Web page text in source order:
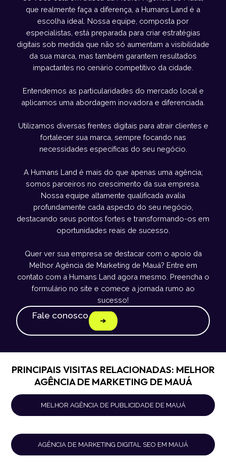
que realmente faça a diferença, a Humans Land é a
escolha ideal. Nossa equipe, composta por
especialistas, está preparada para criar estratégias
digitais sob medida que não só aumentam a visibilidade
da sua marca, mas também garantem resultados
impactantes no cenário competitivo da cidade.
Entendemos as particularidades do mercado local e
aplicamos uma abordagem inovadora e diferenciada.
Utilizamos diversas frentes digitais para atrair clientes e
fortalecer sua marca, sempre focando nas
necessidades específicas do seu negócio.
A Humans Land é mais do que apenas uma agência;
somos parceiros no crescimento da sua empresa.
Nossa equipe altamente qualificada avalia
profundamente cada aspecto do seu negócio,
destacando seus pontos fortes e transformando-os em
oportunidades reais de sucesso.
Quer ver sua empresa se destacar com o apoio da
Melhor Agência de Marketing de Mauá? Entre em
contato com a Humans Land agora mesmo. Preencha o
formulário no site e comece a jornada rumo ao
sucesso!
Fale conosco
PRINCIPAIS VISITAS RELACIONADAS: MELHOR
AGÊNCIA DE MARKETING DE MAUÁ
MELHOR AGÊNCIA DE PUBLICIDADE DE MAUÁ
AGÊNCIA DE MARKETING DIGITAL SEO EM MAUÁ